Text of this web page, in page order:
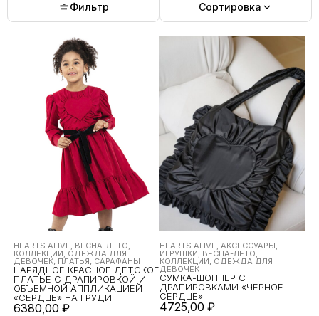
Фильтр Сортировка
HEARTS ALIVE, ВЕСНА-ЛЕТО,
КОЛЛЕКЦИИ, ОДЕЖДА ДЛЯ
ДЕВОЧЕК, ПЛАТЬЯ, САРАФАНЫ
НАРЯДНОЕ КРАСНОЕ ДЕТСКОЕ
ПЛАТЬЕ С ДРАПИРОВКОЙ И
ОБЪЕМНОЙ АППЛИКАЦИЕЙ
«СЕРДЦЕ» НА ГРУДИ
6380,00 ₽
HEARTS ALIVE, АКСЕССУАРЫ,
ИГРУШКИ, ВЕСНА-ЛЕТО,
КОЛЛЕКЦИИ, ОДЕЖДА ДЛЯ
ДЕВОЧЕК
СУМКА-ШОППЕР С
ДРАПИРОВКАМИ «ЧЕРНОЕ
СЕРДЦЕ»
4725,00 ₽